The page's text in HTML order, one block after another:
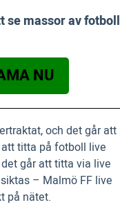
se massor av fotboll
NU
och det går att
titta på fotboll live
går att titta via live
– Malmö FF live
på nätet.